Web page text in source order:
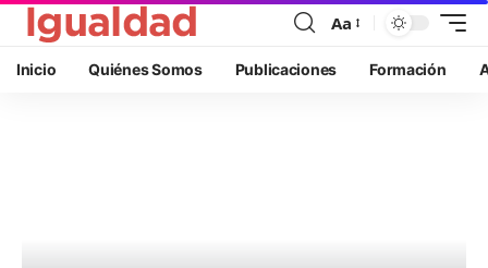
Aa
Inicio Quiénes Somos Publicaciones Formación